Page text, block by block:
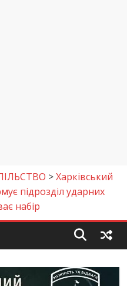
>Харківський
підрозділ ударних
набір